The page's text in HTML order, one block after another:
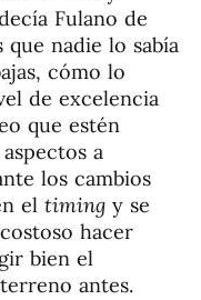
Fulano de
que nadie lo sabía
cómo lo
de excelencia
que estén
a
los cambios
el timing y se
hacer
bien el
antes.